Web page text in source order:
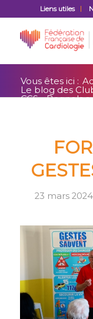
Liens utiles
Vous êtes ici :
Le blog des
CCS - Bagnols
23 mars 2024